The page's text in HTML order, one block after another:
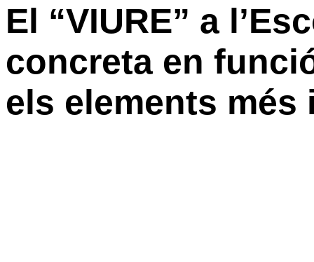
El “VIURE” a
concreta en
els elements